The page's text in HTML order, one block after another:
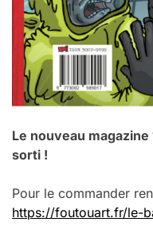
Le nouveau
sorti !
Pour le commander
https://foutouart.fr/le-